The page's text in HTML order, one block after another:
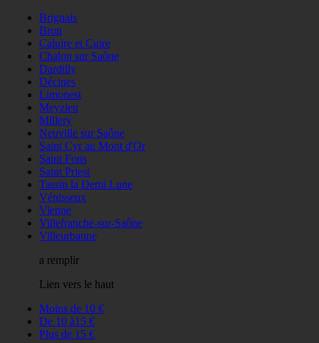
Brignais
Bron
Caluire et Cuire
Chalon sur Saône
Dardilly
Décines
Limonest
Meyzieu
Millery
Neuville sur Saône
Saint Cyr au Mont d'Or
Saint Fons
Saint Priest
Tassin la Demi Lune
Vénisseux
Vienne
Villefranche-sur-Saône
Villeurbanne
a remplir
Lien vers le haut
Moins de 10 €
De 10 à15 €
Plus de 15 €